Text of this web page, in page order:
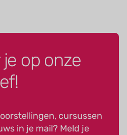
op onze
cursussen
in je mail? Meld je